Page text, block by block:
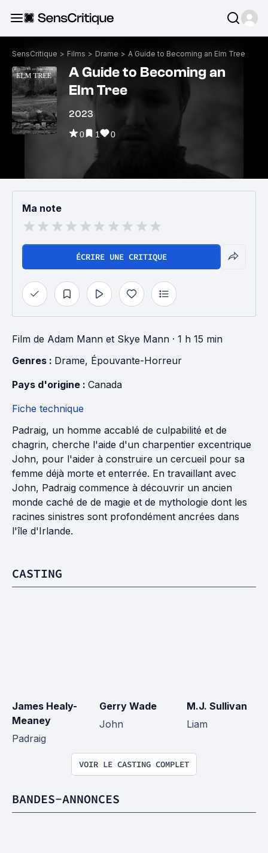
SensCritique > Films > Drame > A Guide to Becoming an Elm Tree
A Guide to Becoming an
Elm Tree
2023
0 1 0
Ma note
ÉCRIRE UNE CRITIQUE
Film de Adam Mann et Skye Mann · 1 h 15 min
Genres : Drame, Épouvante-Horreur
Pays d'origine : Canada
Fiche technique
Padraig, un homme accablé de culpabilité et de
chagrin, cherche l'aide d'un charpentier excentrique
John, pour l'aider à construire un cercueil pour sa
femme déjà morte et enterrée. En travaillant avec
John, Padraig commence à découvrir un ancien
monde caché de de magie et de mythologie dont les
racines sinistres sont profondément ancrées dans
l'île d'Irlande.
CASTING
James Healy-
Meaney
Padraig
Gerry Wade
John
M.J. Sullivan
Liam
VOIR LE CASTING COMPLET
BANDES-ANNONCES